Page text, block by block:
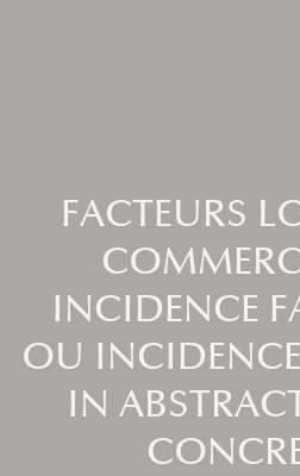
FACTEURS
INCIDENCE
OU INCIDENCE
IN